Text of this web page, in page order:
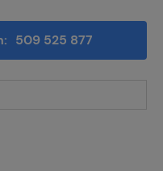
509 525 877
płatności